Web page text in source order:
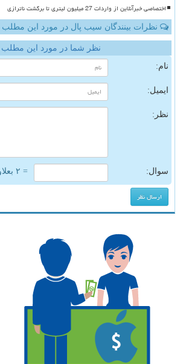
اختصاصی خبرآنلاین از واردات 27 میلیون لیتری تا برگشت ناترازی
نظرات بینندگان سیب پال در مورد این مطلب
نظر شما در مورد این مطلب
نام:
ایمیل:
نظر:
سوال: = ۲ بعلاوه ۵